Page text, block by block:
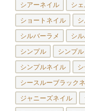
シアーネイル シ
ショートネイル
シルバーラメ シ
シンプル シンプ
シンプルネイル
シースルーブラック
ジャニーズネイル